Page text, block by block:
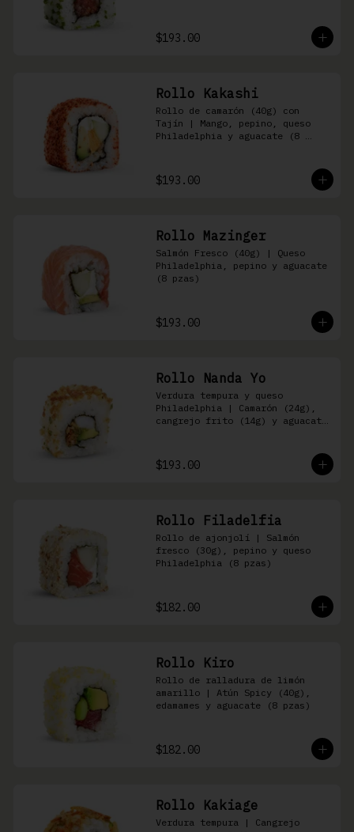
$193.00
Rollo Kakashi
Rollo de camarón (40g) con
Tajín | Mango, pepino, queso
Philadelphia y aguacate (8
$193.00
Rollo Mazinger
Salmón Fresco (40g) | Queso
Philadelphia, pepino y aguacate
(8 pzas)
$193.00
Rollo Nanda Yo
Verdura tempura y queso
Philadelphia | Camarón (24g),
cangrejo frito (14g) y aguacate
$193.00
Rollo Filadelfia
Rollo de ajonjolí | Salmón
fresco (30g), pepino y queso
Philadelphia (8 pzas)
$182.00
Rollo Kiro
Rollo de ralladura de limón
amarillo | Atún Spicy (40g),
edamames y aguacate (8 pzas)
$182.00
Rollo Kakiage
Verdura tempura | Cangrejo